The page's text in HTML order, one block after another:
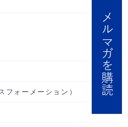
フォーメーション）